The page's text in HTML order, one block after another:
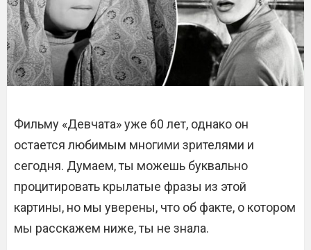
Фильму «Девчата» уже 60 лет, однако он
остается любимым многими зрителями и
сегодня. Думаем, ты можешь буквально
процитировать крылатые фразы из этой
картины, но мы уверены, что об факте, о котором
мы расскажем ниже, ты не знала.